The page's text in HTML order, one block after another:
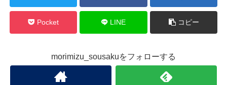
Pocket LINE コピー
morimizu_sousakuをフォローする